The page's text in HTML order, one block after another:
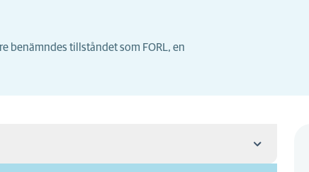
benämndes tillståndet som FORL, en